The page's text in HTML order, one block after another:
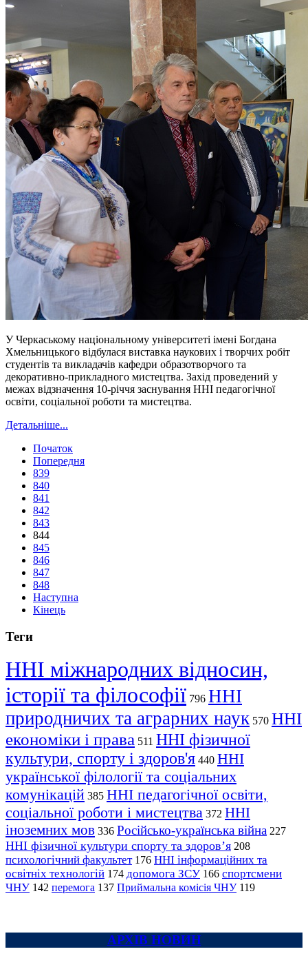
У Черкаському національному університеті імені Богдана
Хмельницького відбулася виставка наукових і творчих робіт
студентів та викладачів кафедри образотворчого та
декоративно-прикладного мистецтва. Захід проведений у
межах відзначення 10-річчя заснування ННІ педагогічної
освіти, соціальної роботи та мистецтва.
Детальніше...
Початок
Попередня
839
840
841
842
843
844
845
846
847
848
Наступна
Кінець
Теги
ННІ міжнародних відносин,
історії та філософії 796 ННІ
природничих та аграрних наук 570 ННІ
економіки і права 511 ННІ фізичної
культури, спорту і здоров'я 440 ННІ
української філології та соціальних
комунікацій 385 ННІ педагогічної освіти,
соціальної роботи і мистецтва 372 ННІ
іноземних мов 336 Російсько-українська війна 227
ННІ фізичної культури спорту та здоров’я 208
психологічний факультет 176 ННІ інформаційних та
освітніх технологій 174 допомога ЗСУ 166 спортсмени
ЧНУ 142 перемога 137 Приймальна комісія ЧНУ 119
АРХІВ НОВИН